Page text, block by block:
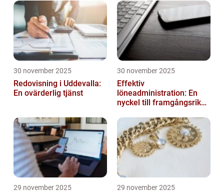
30 november 2025
Redovisning i Uddevalla:
En ovärderlig tjänst
30 november 2025
Effektiv
löneadministration: En
nyckel till framgångsrika
29 november 2025 29 november 2025